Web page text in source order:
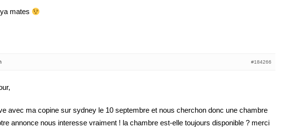
mates
#184266
avec ma copine sur sydney le 10 septembre et nous cherchon donc une chambre
annonce nous interesse vraiment ! la chambre est-elle toujours disponible ? merci